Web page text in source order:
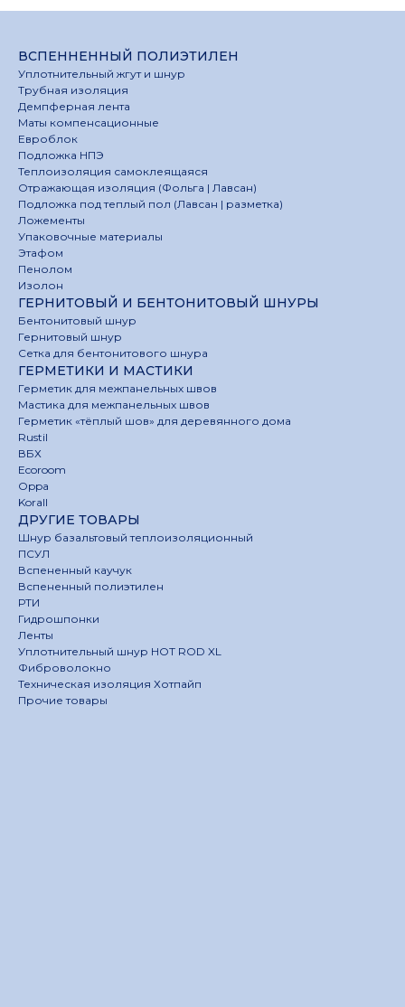
ВСПЕННЕННЫЙ ПОЛИЭТИЛЕН
Уплотнительный жгут и шнур
Трубная изоляция
Демпферная лента
Маты компенсационные
Евроблок
Подложка НПЭ
Теплоизоляция самоклеящаяся
Отражающая изоляция (Фольга | Лавсан)
Подложка под теплый пол (Лавсан | разметка)
Ложементы
Упаковочные материалы
Этафом
Пенолом
Изолон
ГЕРНИТОВЫЙ И БЕНТОНИТОВЫЙ ШНУРЫ
Бентонитовый шнур
Гернитовый шнур
Сетка для бентонитового шнура
ГЕРМЕТИКИ И МАСТИКИ
Герметик для межпанельных швов
Мастика для межпанельных швов
Герметик «тёплый шов» для деревянного дома
Rustil
ВБХ
Ecoroom
Oppa
Korall
ДРУГИЕ ТОВАРЫ
Шнур базальтовый теплоизоляционный
ПСУЛ
Вспененный каучук
Вспененный полиэтилен
РТИ
Гидрошпонки
Ленты
Уплотнительный шнур HOT ROD XL
Фиброволокно
Техническая изоляция Хотпайп
Прочие товары